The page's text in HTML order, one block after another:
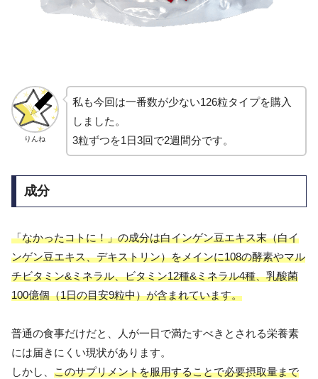
りんね
私も今回は一番数が少ない126粒タイプを購入
しました。
3粒ずつを1日3回で2週間分です。
成分
「なかったコトに！」の成分は白インゲン豆エキス末（白イ
ンゲン豆エキス、デキストリン）をメインに108の酵素やマル
チビタミン&ミネラル、ビタミン12種&ミネラル4種、乳酸菌
100億個（1日の目安9粒中）が含まれています。
普通の食事だけだと、人が一日で満たすべきとされる栄養素
には届きにくい現状があります。
しかし、 このサプリメントを服用することで必要摂取量まで